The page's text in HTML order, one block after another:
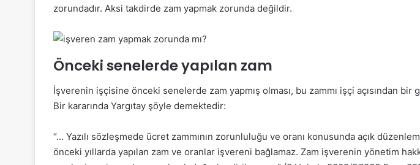
zorundadır. Aksi takdirde zam yapmak zorunda değildir.
Önceki senelerde yapılan zam
İşverenin işçisine önceki senelerde zam yapmış olması, bu zammı işçi açısından
Bir kararında Yargıtay şöyle demektedir:
“… Yazılı sözleşmede ücret zammının zorunluluğu ve oranı konusunda açık
önceki yıllarda yapılan zam ve oranlar işvereni bağlamaz. Zam işverenin yönetim